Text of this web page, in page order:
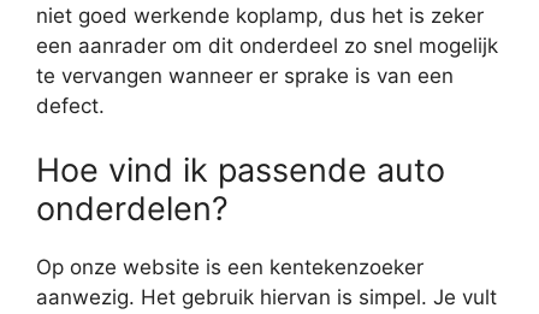
niet goed werkende koplamp, dus het is zeker
een aanrader om dit onderdeel zo snel mogelijk
te vervangen wanneer er sprake is van een
defect.
Hoe vind ik passende auto
onderdelen?
Op onze website is een kentekenzoeker
aanwezig. Het gebruik hiervan is simpel. Je vult